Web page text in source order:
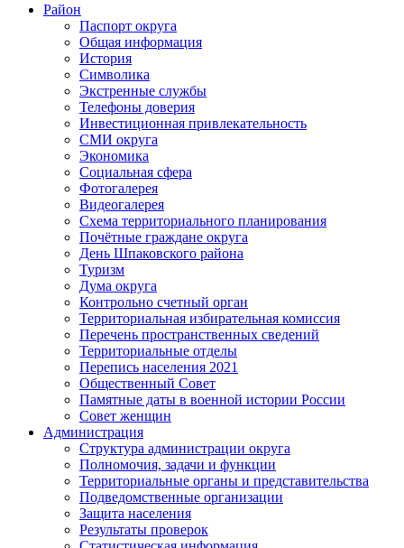
Район
Паспорт округа
Общая информация
История
Символика
Экстренные службы
Телефоны доверия
Инвестиционная привлекательность
СМИ округа
Экономика
Социальная сфера
Фотогалерея
Видеогалерея
Схема территориального планирования
Почётные граждане округа
День Шпаковского района
Туризм
Дума округа
Контрольно счетный орган
Территориальная избирательная комиссия
Перечень пространственных сведений
Территориальные отделы
Перепись населения 2021
Общественный Совет
Памятные даты в военной истории России
Совет женщин
Администрация
Структура администрации округа
Полномочия, задачи и функции
Территориальные органы и представительства
Подведомственные организации
Защита населения
Результаты проверок